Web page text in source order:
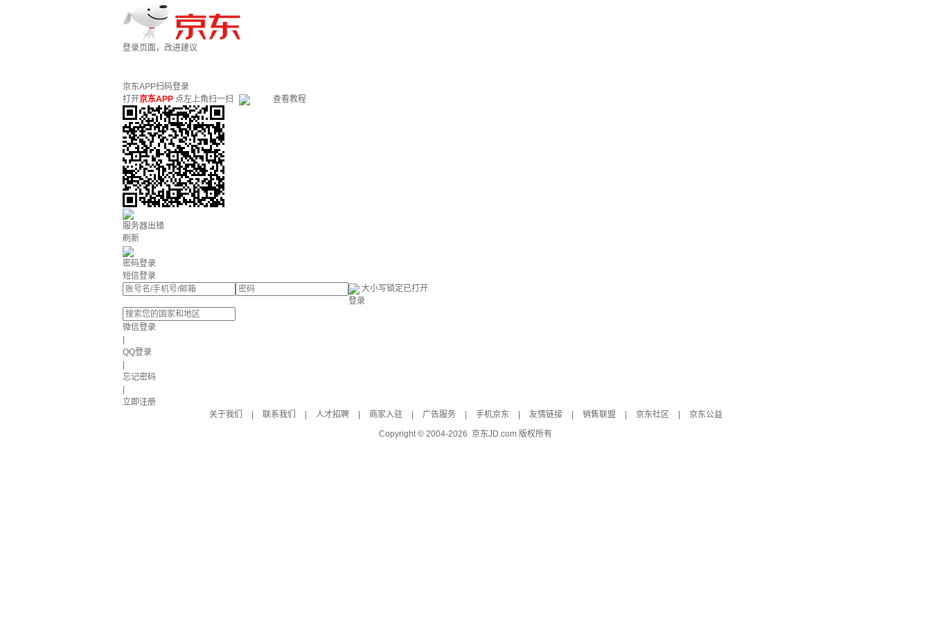
登录页面，改进建议
京东APP扫码登录
打开京东APP 点左上角扫一扫 查看教程
服务器出错
刷新
密码登录
短信登录
大小写锁定已打开
登录
微信登录
QQ登录
忘记密码
立即注册
关于我们
联系我们 人才招聘 商家入驻 广告服务 手机京东 友情链接 销售联盟 京东社区
京东公益
Copyright © 2004-2026 京东JD.com 版权所有